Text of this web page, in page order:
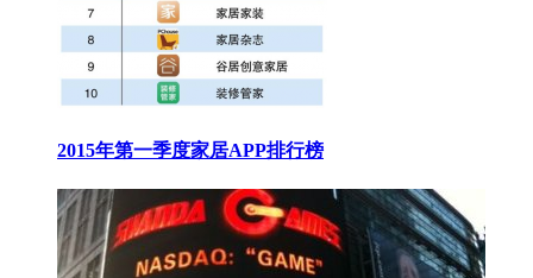
2015年第一季度家居APP排行榜